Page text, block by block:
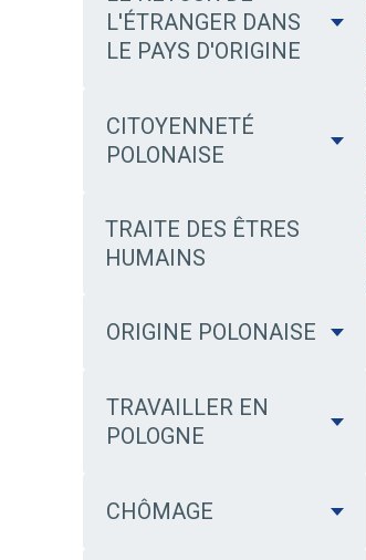
L'ÉTRANGER DANS
LE PAYS D'ORIGINE
CITOYENNETÉ
POLONAISE
TRAITE DES ÊTRES
HUMAINS
ORIGINE POLONAISE
TRAVAILLER EN
POLOGNE
CHÔMAGE